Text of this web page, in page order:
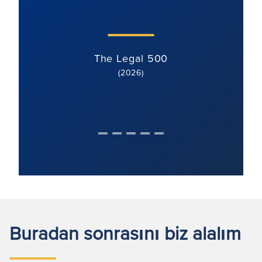
The Legal 500
(2026)
Buradan sonrasını biz alalım